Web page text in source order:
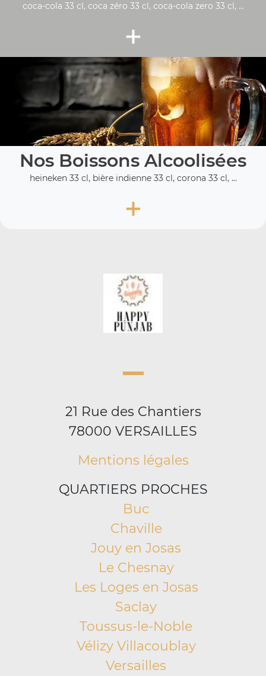
coca-cola 33 cl, coca zéro 33 cl, coca-cola zero 33 cl, ...
+
Nos Boissons Alcoolisées
heineken 33 cl, bière indienne 33 cl, corona 33 cl, ...
+
21 Rue des Chantiers
78000 VERSAILLES
Mentions légales
QUARTIERS PROCHES
Buc
Chaville
Jouy en Josas
Le Chesnay
Les Loges en Josas
Saclay
Toussus-le-Noble
Vélizy Villacoublay
Versailles